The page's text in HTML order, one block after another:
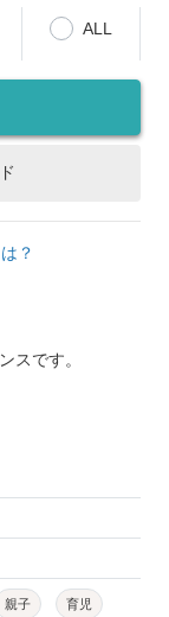
ALL
？
スです。
親子 育児